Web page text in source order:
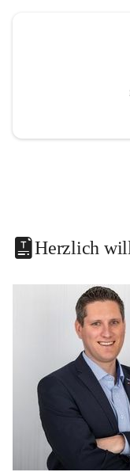
Herzlich